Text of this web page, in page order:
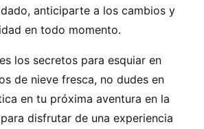
anticiparte a los cambios y
en todo momento.
los secretos para esquiar en
de nieve fresca, no dudes en
en tu próxima aventura en la
para disfrutar de una experiencia